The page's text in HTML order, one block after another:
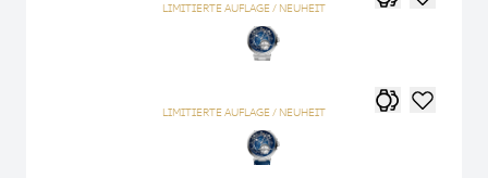
LIMITIERTE AUFLAGE / NEUHEIT
LIMITIERTE AUFLAGE / NEUHEIT